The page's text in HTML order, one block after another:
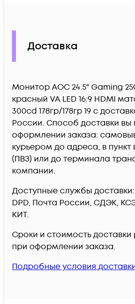
Доставка
Монитор AOC 24.5" Gaming
красный VA LED 16:9 HDMI
300cd 178гр/178гр 19 c
России. Способ доставки вы
оформлении заказа:
курьером до адреса, в пункт
(ПВЗ) или до терминала
компании.
Доступные службы
DPD, Почта России, СДЭК,
КИТ.
Сроки и стоимость
при оформлении заказа.
Подробные условия